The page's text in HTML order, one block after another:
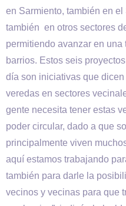
en Sarmiento, también en
también en otros sectores
permitiendo avanzar en
barrios. Estos seis
día son iniciativas que
veredas en sectores
gente necesita tener estas
poder circular, dado a que
principalmente viven
aquí estamos trabajando
también para darle la
vecinos y vecinas para que